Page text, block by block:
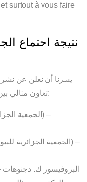
surtout à vous faire
ﻧﺘﻴﺠﺔ اﺟﺘﻤﺎع
يسرنا أن نعلن عن
تعاون مثالي بين خمس جمعيات علمية جزائرية مرموقة:
SAI (الجمعية الجزائرية للمناعة) – البروفيسور ك. دجنوهات